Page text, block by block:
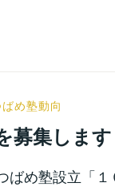
め塾動向
募集します
ばめ塾設立「